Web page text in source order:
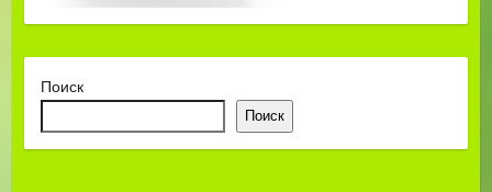
Поиск
Поиск